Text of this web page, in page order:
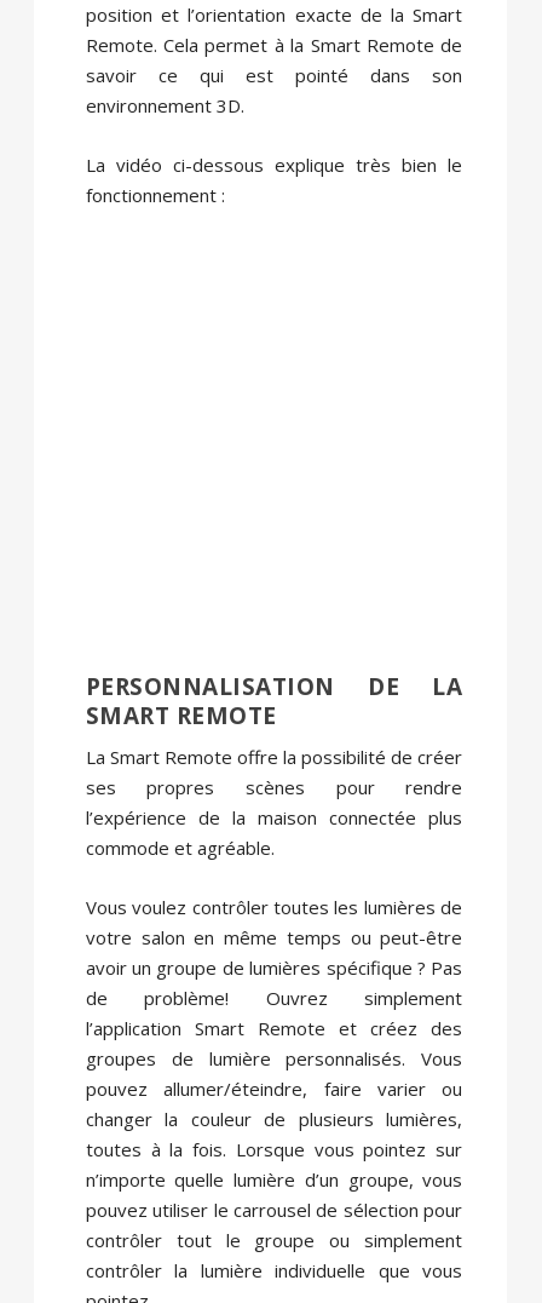
position et l’orientation exacte de la Smart
Remote. Cela permet à la Smart Remote de
savoir ce qui est pointé dans son
environnement 3D.
La vidéo ci-dessous explique très bien le
fonctionnement :
PERSONNALISATION DE LA
SMART REMOTE
La Smart Remote offre la possibilité de créer
ses propres scènes pour rendre
l’expérience de la maison connectée plus
commode et agréable.
Vous voulez contrôler toutes les lumières de
votre salon en même temps ou peut-être
avoir un groupe de lumières spécifique ? Pas
de problème! Ouvrez simplement
l’application Smart Remote et créez des
groupes de lumière personnalisés. Vous
pouvez allumer/éteindre, faire varier ou
changer la couleur de plusieurs lumières,
toutes à la fois. Lorsque vous pointez sur
n’importe quelle lumière d’un groupe, vous
pouvez utiliser le carrousel de sélection pour
contrôler tout le groupe ou simplement
contrôler la lumière individuelle que vous